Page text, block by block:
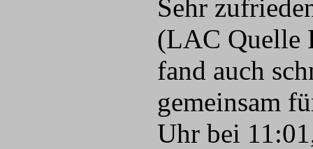
Sehr
(LAC Quelle
fand auch
gemeinsam
Uhr bei